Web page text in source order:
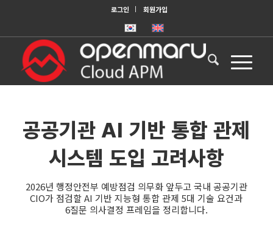
로그인 회원가입
공공기관 AI 기반 통합 관제
시스템 도입 고려사항
2026년 행정안전부 예방점검 의무화 앞두고 국내 공공기관
CIO가 점검할 AI 기반 지능형 통합 관제 5대 기술 요건과
6질문 의사결정 프레임을 정리합니다.